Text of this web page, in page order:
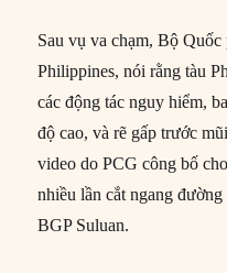
Sau vụ va chạm, Bộ
Philippines, nói rằng tàu
các động tác nguy hiểm,
độ cao, và rẽ gấp trước
video do PCG công bố
nhiều lần cắt ngang
BGP Suluan.